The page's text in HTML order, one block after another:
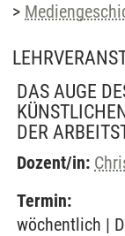
>
DAS AUGE
DER
Dozent/in:
Termin:
wöchentlich |